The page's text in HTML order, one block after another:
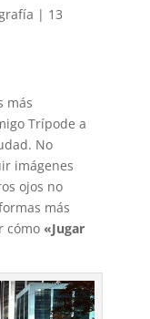
| 13
más
Trípode a
No
imágenes
ojos no
más
cómo «Jugar